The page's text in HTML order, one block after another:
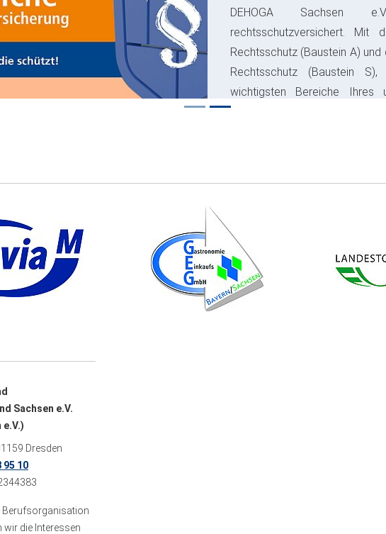
DEHOGA Sachsen
rechtsschutzversichert. Mit
Rechtsschutz (Baustein A)
Rechtsschutz (Baustein
wichtigsten Bereiche Ihres
Risikos ab und sparen bares
Sachsen e.V.
e.V.)
Dresden
95 10
Berufsorganisation
wir die Interessen